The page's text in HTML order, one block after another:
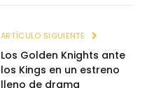
ARTÍCULO SIGUIENTE
Los Golden Knights ante
los Kings en un estreno
lleno de drama